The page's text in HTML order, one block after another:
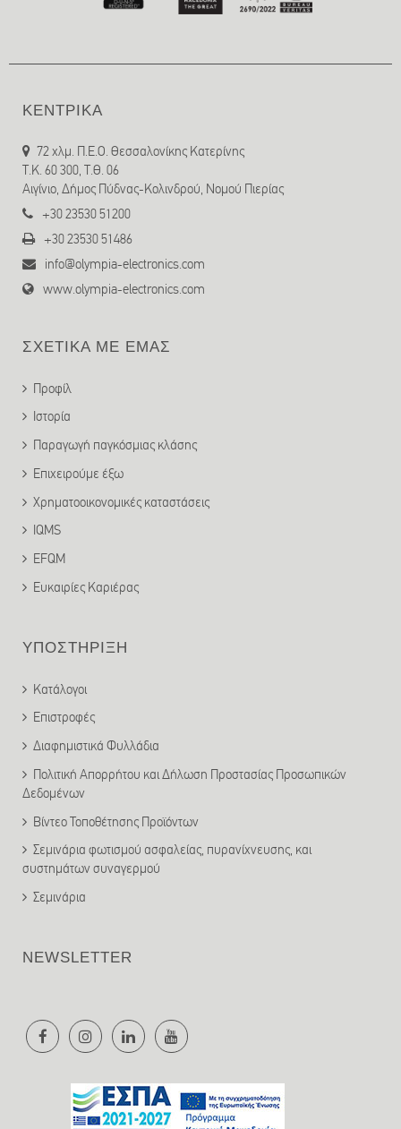
ΚΕΝΤΡΙΚΑ
72 χλμ. Π.Ε.Ο. Θεσσαλονίκης Κατερίνης
T.K. 60 300, Τ.Θ. 06
Αιγίνιο, Δήμος Πύδνας-Κολινδρού, Νομού Πιερίας
+30 23530 51200
+30 23530 51486
info@olympia-electronics.com
www.olympia-electronics.com
ΣΧΕΤΙΚΑ ΜΕ ΕΜΑΣ
Προφίλ
Ιστορία
Παραγωγή παγκόσμιας κλάσης
Επιχειρούμε έξω
Χρηματοοικονομικές καταστάσεις
IQMS
EFQM
Ευκαιρίες Καριέρας
ΥΠΟΣΤΗΡΙΞΗ
Κατάλογοι
Επιστροφές
Διαφημιστικά Φυλλάδια
Πολιτική Απορρήτου και Δήλωση Προστασίας Προσωπικών
Δεδομένων
Βίντεο Τοποθέτησης Προϊόντων
Σεμινάρια φωτισμού ασφαλείας, πυρανίχνευσης, και
συστημάτων συναγερμού
Σεμινάρια
NEWSLETTER